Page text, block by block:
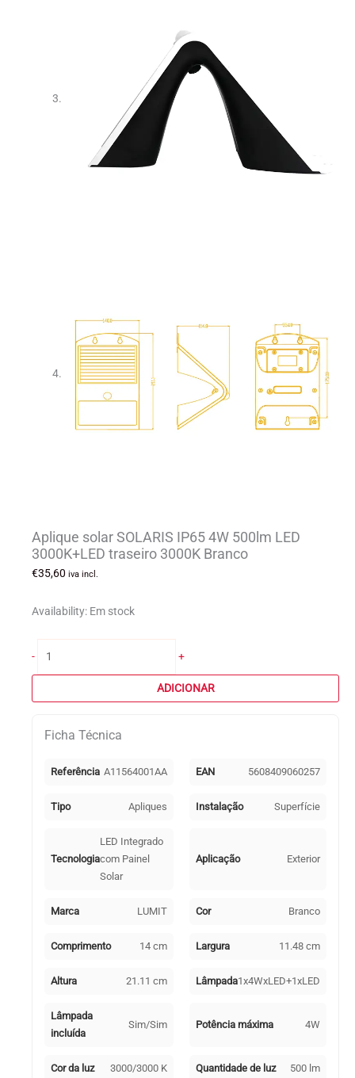
Aplique solar SOLARIS IP65 4W 500lm LED
3000K+LED traseiro 3000K Branco
€35,60 iva incl.
Availability: Em stock
-
solar
IP65
500lm
3000K+LED
Branco
+
ADICIONAR
Ficha Técnica
Referência A11564001AA EAN 5608409060257
Tipo Apliques Instalação Superfície
Tecnologia
LED Integrado
com Painel
Solar
Aplicação Exterior
Marca LUMIT Cor Branco
Comprimento 14 cm Largura 11.48 cm
Altura 21.11 cm Lâmpada1x4WxLED+1xLED
Lâmpada
incluída
Sim/Sim Potência máxima 4W
Cor da luz 3000/3000 K Quantidade de luz 500 lm